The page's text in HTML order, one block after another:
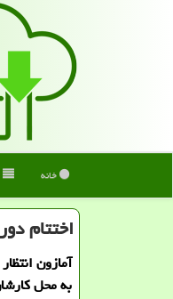
خانه
اختتام
آمازون
به محل